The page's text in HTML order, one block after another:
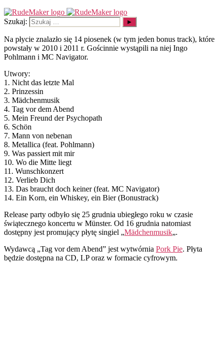
Szukaj:
Na płycie znalazło się 14 piosenek (w tym jeden bonus track), które
powstały w 2010 i 2011 r. Gościnnie wystąpili na niej Ingo
Pohlmann i MC Navigator.
Utwory:
1. Nicht das letzte Mal
2. Prinzessin
3. Mädchenmusik
4. Tag vor dem Abend
5. Mein Freund der Psychopath
6. Schön
7. Mann von nebenan
8. Metallica (feat. Pohlmann)
9. Was passiert mit mir
10. Wo die Mitte liegt
11. Wunschkonzert
12. Verlieb Dich
13. Das braucht doch keiner (feat. MC Navigator)
14. Ein Korn, ein Whiskey, ein Bier (Bonustrack)
Release party odbyło się 25 grudnia ubiegłego roku w czasie
świątecznego koncertu w Münster. Od 16 grudnia natomiast
dostępny jest promujący płytę singiel „Mädchenmusik„.
Wydawcą „Tag vor dem Abend” jest wytwórnia Pork Pie. Płyta
będzie dostępna na CD, LP oraz w formacie cyfrowym.